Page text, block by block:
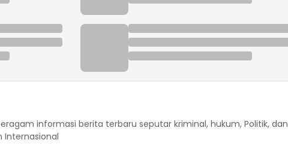
informasi berita terbaru seputar kriminal, hukum, Politik, dan
Internasional